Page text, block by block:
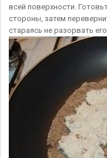
всей поверхности.
стороны, затем
стараясь не разорвать